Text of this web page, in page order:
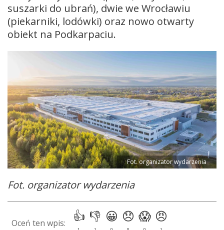
suszarki do ubrań), dwie we Wrocławiu
(piekarniki, lodówki) oraz nowo otwarty
obiekt na Podkarpaciu.
Fot. organizator wydarzenia
Fot. organizator wydarzenia